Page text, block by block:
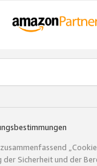
Sicherheit und der